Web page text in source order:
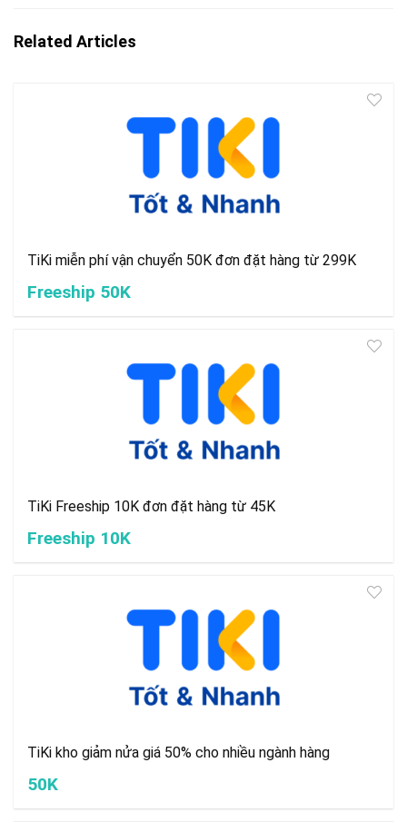
Related Articles
TiKi miễn phí vận chuyển 50K đơn đặt hàng từ 299K
Freeship 50K
TiKi Freeship 10K đơn đặt hàng từ 45K
Freeship 10K
TiKi kho giảm nửa giá 50% cho nhiều ngành hàng
50K